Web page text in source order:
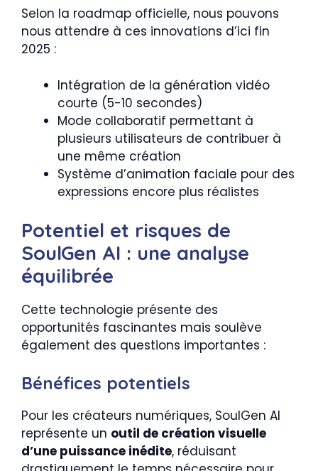
Selon la roadmap officielle, nous pouvons
nous attendre à ces innovations d’ici fin
2025 :
Intégration de la génération vidéo
courte (5-10 secondes)
Mode collaboratif permettant à
plusieurs utilisateurs de contribuer à
une même création
Système d’animation faciale pour des
expressions encore plus réalistes
Potentiel et risques de
SoulGen AI : une analyse
équilibrée
Cette technologie présente des
opportunités fascinantes mais soulève
également des questions importantes :
Bénéfices potentiels
Pour les créateurs numériques, SoulGen AI
représente un outil de création visuelle
d’une puissance inédite, réduisant